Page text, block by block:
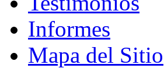
Informes
Mapa del Sitio